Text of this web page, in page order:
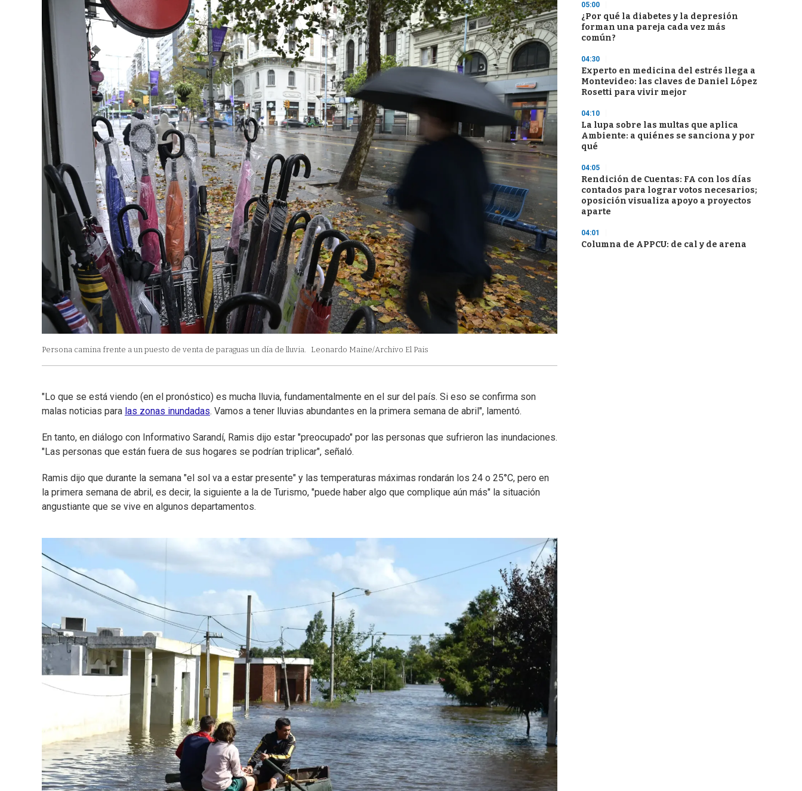
Persona camina frente a un puesto de venta de paraguas un día de lluvia. Leonardo Maine/Archivo El Pais
"Lo que se está viendo (en el pronóstico) es mucha lluvia, fundamentalmente en el sur del país. Si eso se confirma son
malas noticias para las zonas inundadas. Vamos a tener lluvias abundantes en la primera semana de abril", lamentó.
En tanto, en diálogo con Informativo Sarandí, Ramis dijo estar "preocupado" por las personas que sufrieron las inundaciones.
"Las personas que están fuera de sus hogares se podrían triplicar", señaló.
Ramis dijo que durante la semana "el sol va a estar presente" y las temperaturas máximas rondarán los 24 o 25°C, pero en
la primera semana de abril, es decir, la siguiente a la de Turismo, "puede haber algo que complique aún más" la situación
angustiante que se vive en algunos departamentos.
05:00
¿Por qué la diabetes y la depresión
forman una pareja cada vez más
común?
04:30
Experto en medicina del estrés llega a
Montevideo: las claves de Daniel López
Rosetti para vivir mejor
04:10
La lupa sobre las multas que aplica
Ambiente: a quiénes se sanciona y por
qué
04:05
Rendición de Cuentas: FA con los días
contados para lograr votos necesarios;
oposición visualiza apoyo a proyectos
aparte
04:01
Columna de APPCU: de cal y de arena